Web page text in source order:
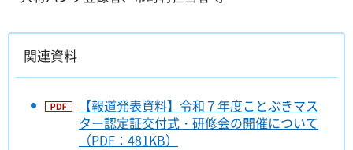
関連資料
【報道発表資料】令和７年度ことぶきマス
ター認定証交付式・研修会の開催について
（PDF：481KB）